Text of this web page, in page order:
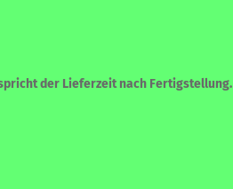
0,00 EUR
der Lieferzeit nach Fertigstellung.